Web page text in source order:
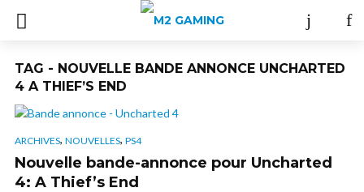
TAG - NOUVELLE BANDE ANNONCE UNCHARTED
4 A THIEF’S END
ARCHIVES, NOUVELLES, PS4
Nouvelle bande-annonce pour Uncharted
4: A Thief’s End